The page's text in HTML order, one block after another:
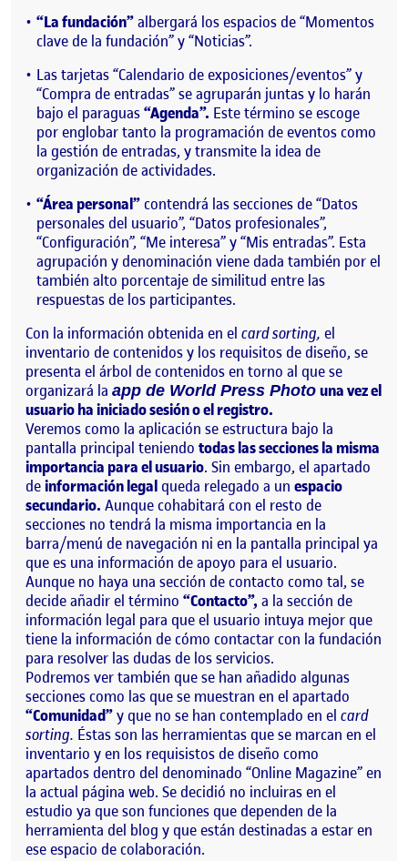
“La fundación”albergará los espacios de “Momentos
clave de la fundación” y “Noticias”.
Las tarjetas “Calendario de exposiciones/eventos” y
“Compra de entradas” se agruparán juntas y lo harán
bajo el paraguas“Agenda”. Este término se escoge
por englobar tanto la programación de eventos como
la gestión de entradas, y transmite la idea de
organización de actividades.
“Área personal”contendrá las secciones de “Datos
personales del usuario”, “Datos profesionales”,
“Configuración”, “Me interesa” y “Mis entradas”. Esta
agrupación y denominación viene dada también por el
también alto porcentaje de similitud entre las
respuestas de los participantes.
Con la información obtenida en el card sorting, el
inventario de contenidos y los requisitos de diseño, se
presenta el árbol de contenidos en torno al que se
organizará la app de World Press Photo una vez el
usuario ha iniciado sesión o el registro.
Veremos como la aplicación se estructura bajo la
pantalla principal teniendo todas las secciones la misma
importancia para el usuario. Sin embargo, el apartado
deinformación legal queda relegado a un espacio
secundario. Aunque cohabitará con el resto de
secciones no tendrá la misma importancia en la
barra/menú de navegación ni en la pantalla principal ya
que es una información de apoyo para el usuario.
Aunque no haya una sección de contacto como tal, se
decide añadir el término “Contacto”, a la sección de
información legal para que el usuario intuya mejor que
tiene la información de cómo contactar con la fundación
para resolver las dudas de los servicios.
Podremos ver también que se han añadido algunas
secciones como las que se muestran en el apartado
“Comunidad”y que no se han contemplado en el card
sorting. Éstas son las herramientas que se marcan en el
inventario y en los requisistos de diseño como
apartados dentro del denominado “Online Magazine” en
la actual página web. Se decidió no incluiras en el
estudio ya que son funciones que dependen de la
herramienta del blog y que están destinadas a estar en
ese espacio de colaboración.